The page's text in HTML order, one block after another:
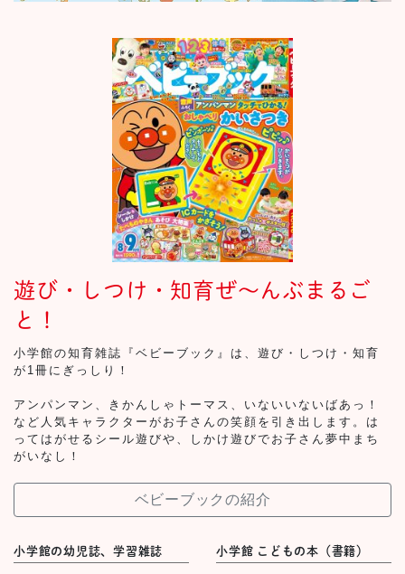
遊び・しつけ・知育ぜ～んぶまるご
と！
小学館の知育雑誌『ベビーブック』は、遊び・しつけ・知育
が1冊にぎっしり！
アンパンマン、きかんしゃトーマス、いないいないばあっ！
など人気キャラクターがお子さんの笑顔を引き出します。は
ってはがせるシール遊びや、しかけ遊びでお子さん夢中まち
がいなし！
ベビーブックの紹介
小学館の幼児誌、学習雑誌 小学館 こどもの本（書籍）